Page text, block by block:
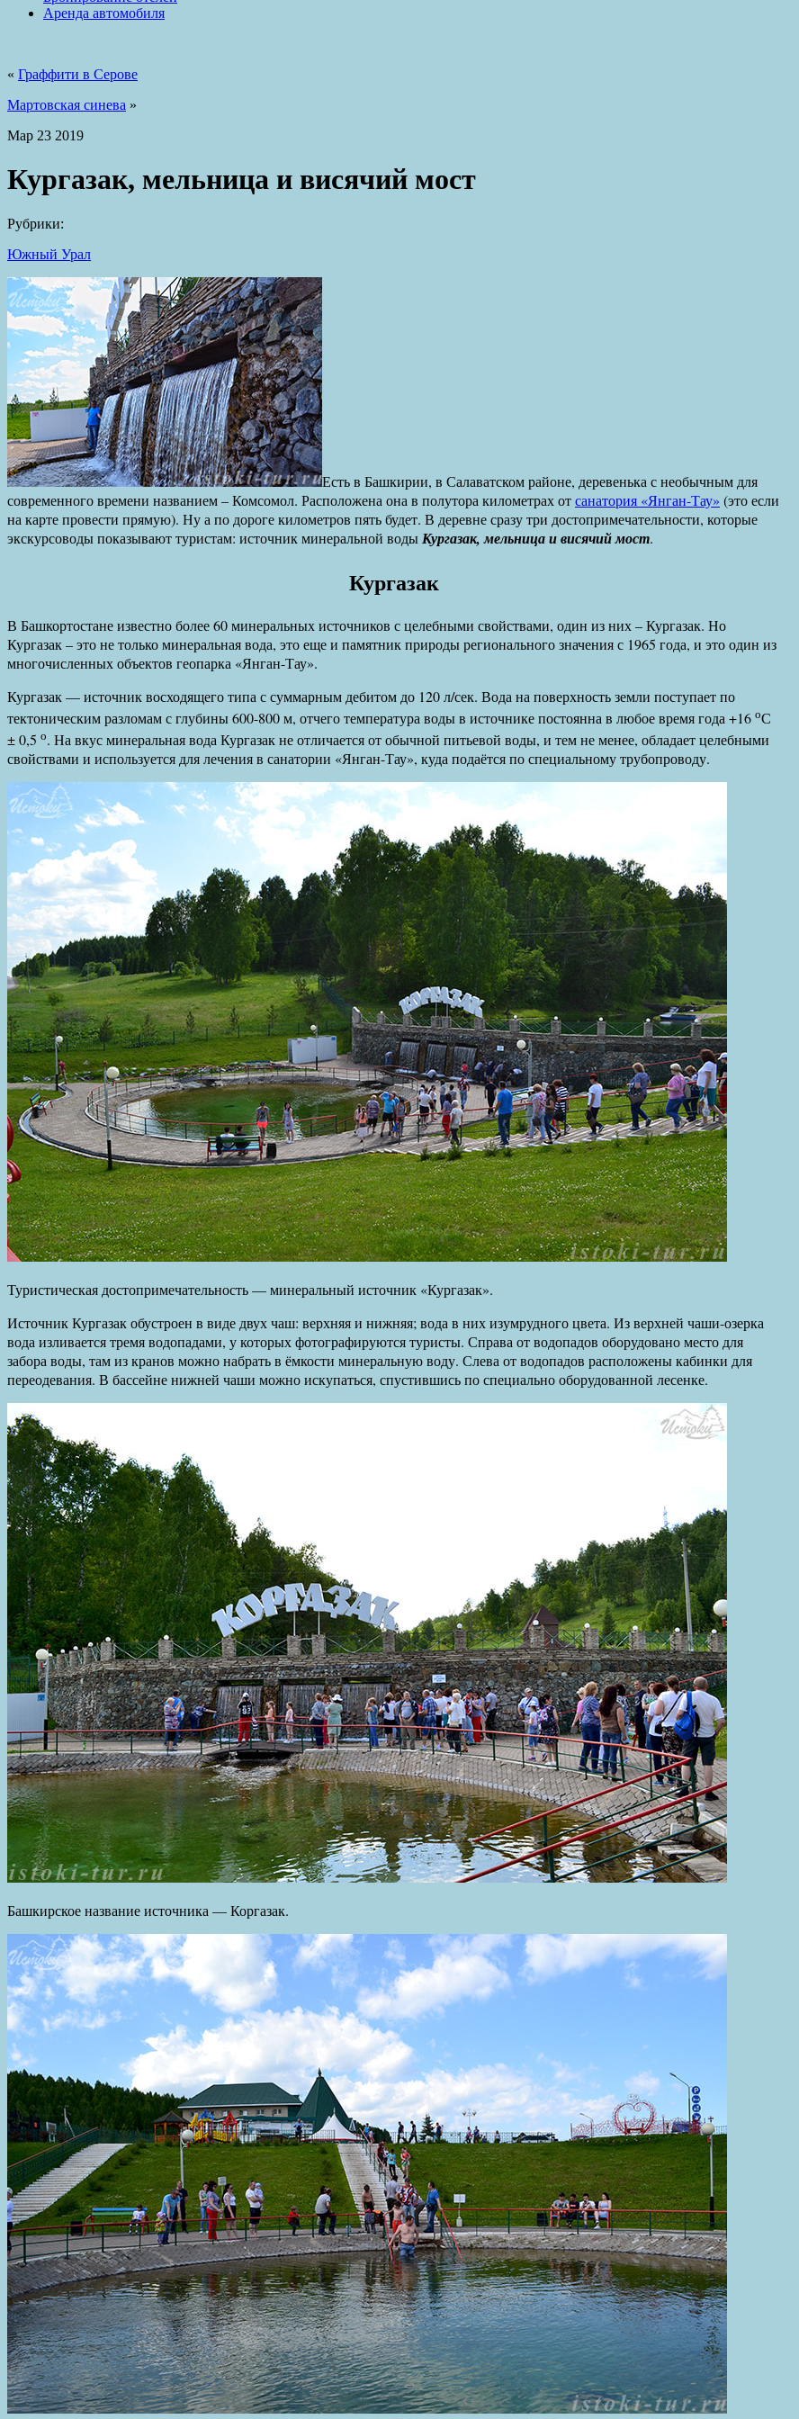
Аренда автомобиля
« Граффити в Серове
Мартовская синева »
Мар 23 2019
Кургазак, мельница и висячий мост
Рубрики:
Южный Урал
Есть в Башкирии, в Салаватском районе, деревенька с необычным для
современного времени названием – Комсомол. Расположена она в полутора километрах отсанатория «Янган-Тау» (это если
на карте провести прямую). Ну а по дороге километров пять будет. В деревне сразу три достопримечательности, которые
экскурсоводы показывают туристам: источник минеральной водыКургазак, мельница и висячий мост.
Кургазак
В Башкортостане известно более 60 минеральных источников с целебными свойствами, один из них – Кургазак. Но
Кургазак – это не только минеральная вода, это еще и памятник природы регионального значения с 1965 года, и это один из
многочисленных объектов геопарка «Янган-Тау».
Кургазак — источник восходящего типа с суммарным дебитом до 120 л/сек. Вода на поверхность земли поступает по
тектоническим разломам с глубины 600-800 м, отчего температура воды в источнике постоянна в любое время года +16 оС
± 0,5 о. На вкус минеральная вода Кургазак не отличается от обычной питьевой воды, и тем не менее, обладает целебными
свойствами и используется для лечения в санатории «Янган-Тау», куда подаётся по специальному трубопроводу.
Туристическая достопримечательность — минеральный источник «Кургазак».
Источник Кургазак обустроен в виде двух чаш: верхняя и нижняя; вода в них изумрудного цвета. Из верхней чаши-озерка
вода изливается тремя водопадами, у которых фотографируются туристы. Справа от водопадов оборудовано место для
забора воды, там из кранов можно набрать в ёмкости минеральную воду. Слева от водопадов расположены кабинки для
переодевания. В бассейне нижней чаши можно искупаться, спустившись по специально оборудованной лесенке.
Башкирское название источника — Коргазак.